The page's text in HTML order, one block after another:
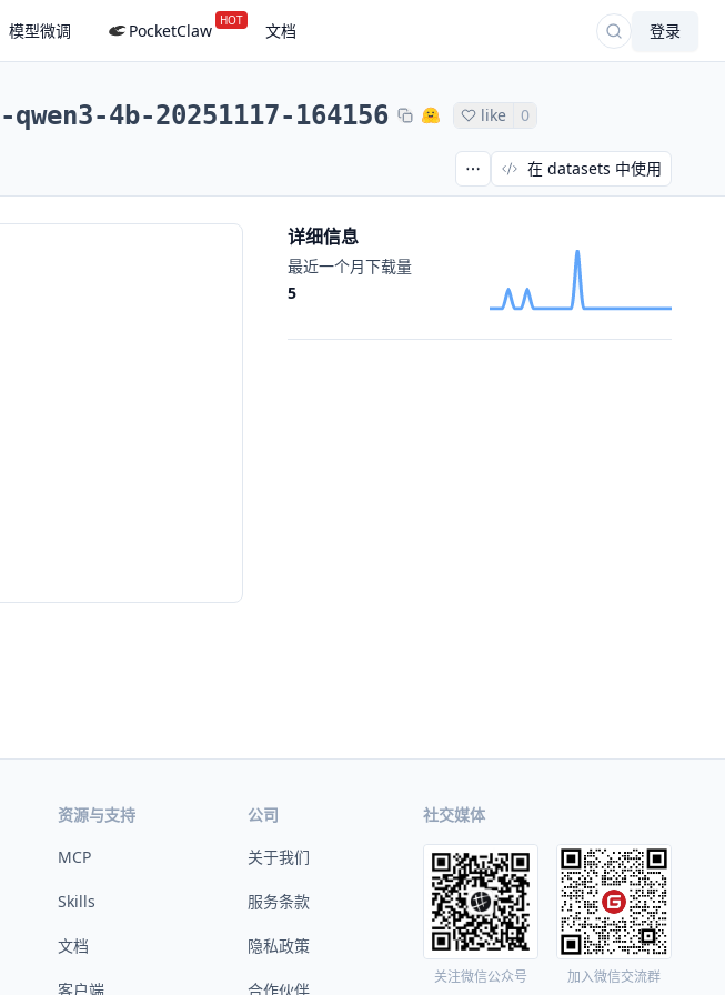
模型微调 PocketClaw HOT 文档 登录
4b-20251117-164156 like 0
在 datasets 中使用
详细信息
最近一个月下载量
5
资源与支持
MCP
Skills
文档
客户端
公司
关于我们
服务条款
隐私政策
合作伙伴
社交媒体
关注微信公众号 加入微信交流群